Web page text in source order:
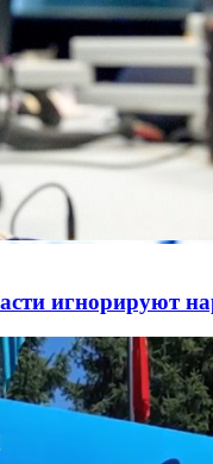
игнорируют